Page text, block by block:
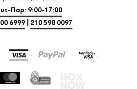
Παρ: 9:00-17:00
6999
210 598 0097